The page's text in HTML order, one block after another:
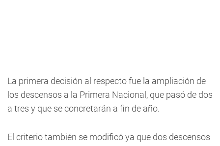
La primera decisión al respecto fue la ampliación de
los descensos a la Primera Nacional, que pasó de dos
a tres y que se concretarán a fin de año.
El criterio también se modificó ya que dos descensos